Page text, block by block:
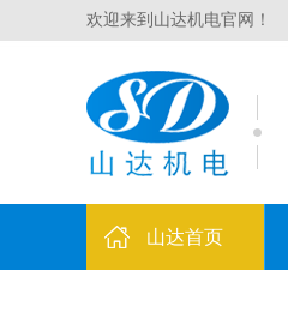
欢迎来到山达机电官网！
山达首页